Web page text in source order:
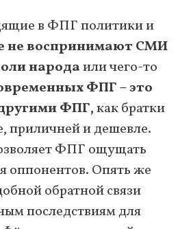
в ФПГ политики и
не воспринимают СМИ
народаили чего-то
ФПГ – это
ФПГ,как братки
приличней и дешевле.
ФПГ ощущать
оппонентов. Опять же
обратной связи
последствиям для